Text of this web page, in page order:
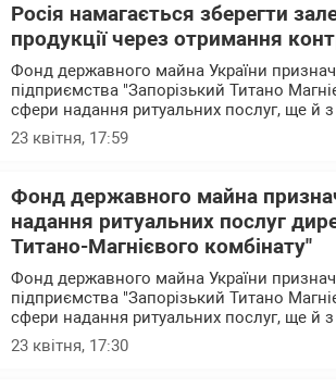
Росія намагається зберегти
продукції через отримання
Фонд державного майна України
підприємства "Запорізький Титано
сфери надання ритуальних послуг, ще й
23 квітня, 17:59
Фонд державного майна
надання ритуальних послуг
Титано-Магнієвого комбінату"
Фонд державного майна України
підприємства "Запорізький Титано
сфери надання ритуальних послуг, ще й
23 квітня, 17:30